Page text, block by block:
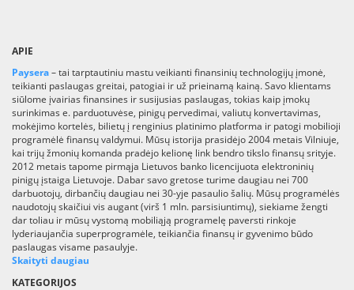
APIE
Paysera– tai tarptautiniu mastu veikianti finansinių technologijų įmonė,
teikianti paslaugas greitai, patogiai ir už prieinamą kainą. Savo klientams
siūlome įvairias finansines ir susijusias paslaugas, tokias kaip įmokų
surinkimas e. parduotuvėse, pinigų pervedimai, valiutų konvertavimas,
mokėjimo kortelės, bilietų į renginius platinimo platforma ir patogi mobilioji
programėlė finansų valdymui. Mūsų istorija prasidėjo 2004 metais Vilniuje,
kai trijų žmonių komanda pradėjo kelionę link bendro tikslo finansų srityje.
2012 metais tapome pirmąja Lietuvos banko licencijuota elektroninių
pinigų įstaiga Lietuvoje. Dabar savo gretose turime daugiau nei 700
darbuotojų, dirbančių daugiau nei 30-yje pasaulio šalių. Mūsų programėlės
naudotojų skaičiui vis augant (virš 1 mln. parsisiuntimų), siekiame žengti
dar toliau ir mūsų vystomą mobiliąją programelę paversti rinkoje
lyderiaujančia superprogramėle, teikiančia finansų ir gyvenimo būdo
paslaugas visame pasaulyje.
Skaityti daugiau
KATEGORIJOS